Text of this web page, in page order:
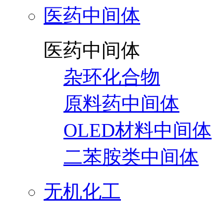
医药中间体
医药中间体
杂环化合物
原料药中间体
OLED材料中间体
二苯胺类中间体
无机化工